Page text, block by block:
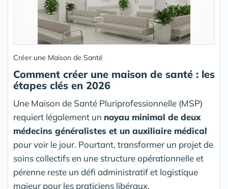
Créer une Maison de Santé
Comment créer une maison de santé : les
étapes clés en 2026
Une Maison de Santé Pluriprofessionnelle (MSP)
requiert légalement un noyau minimal de deux
médecins généralistes et un auxiliaire médical
pour voir le jour. Pourtant, transformer un projet de
soins collectifs en une structure opérationnelle et
pérenne reste un défi administratif et logistique
majeur pour les praticiens libéraux.